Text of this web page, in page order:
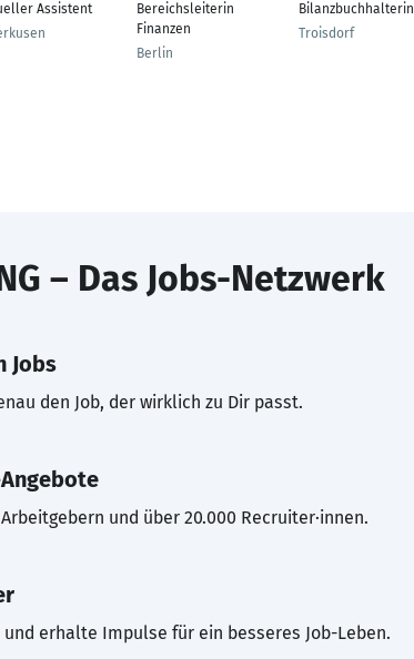
Assistent
Bereichsleiterin
Finanzen
Berlin
Bilanzbuchhalterin
Troisdorf
– Das Jobs-Netzwerk
Jobs
den Job, der wirklich zu Dir passt.
und über 20.000 Recruiter·innen.
erhalte Impulse für ein besseres Job-Leben.